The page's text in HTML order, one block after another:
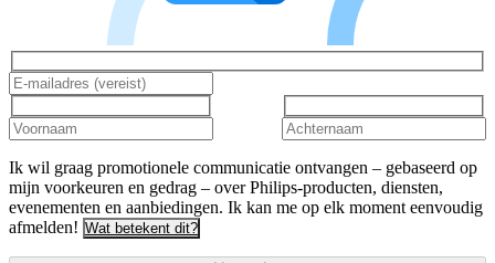
Ik wil graag promotionele communicatie ontvangen – gebaseerd op
mijn voorkeuren en gedrag – over Philips-producten, diensten,
evenementen en aanbiedingen. Ik kan me op elk moment eenvoudig
afmelden! Wat betekent dit?